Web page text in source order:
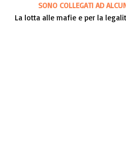
SONO COLLEGATI AD
La lotta alle mafie e per la